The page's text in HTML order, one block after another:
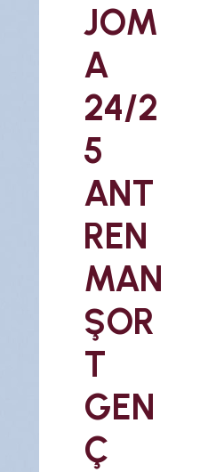
JOM
A
24/2
5
ANT
REN
MAN
ŞOR
T
GEN
Ç